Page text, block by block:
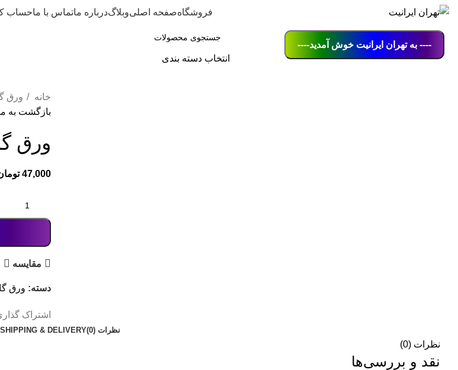
فروشگاهصفحه اصلیوبلاگدرباره ماتماس با ماحساب
---- به تهران ایرانیت خوش آمدید----
انتخاب دسته بندی
خانه ورق
بازگشت به
ورق
47,000
مقايسه
دسته: ورق
اشتراک
نظرات (0) SHIPPING & DELIVERY
نظرات (0)
نقد و بررسی‌ها